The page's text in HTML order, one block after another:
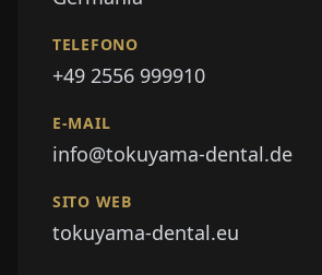
TELEFONO
+49 2556 999910
E-MAIL
info@tokuyama-dental.de
SITO WEB
tokuyama-dental.eu